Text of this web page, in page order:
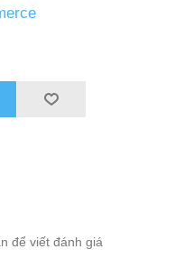
để viết đánh giá